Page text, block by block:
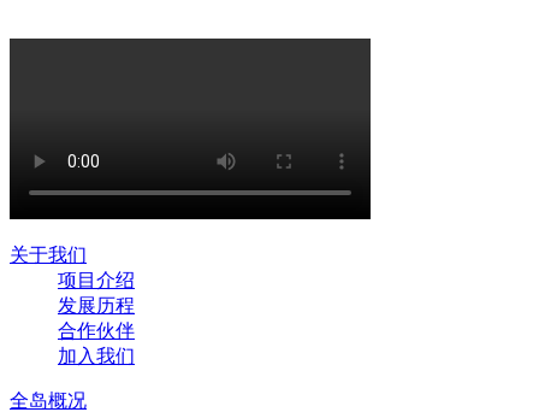
关于我们
项目介绍
发展历程
合作伙伴
加入我们
全岛概况